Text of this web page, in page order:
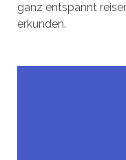
ganz entspannt
erkunden.